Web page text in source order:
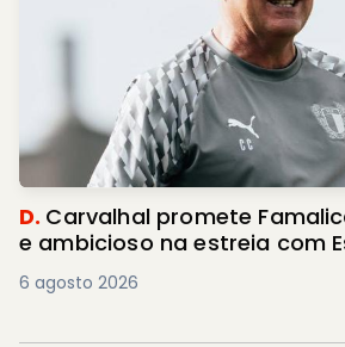
D. Carvalhal promete
e ambicioso na estreia com
6 agosto 2026